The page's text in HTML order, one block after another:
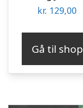
kr. 129,00
Gå til shop